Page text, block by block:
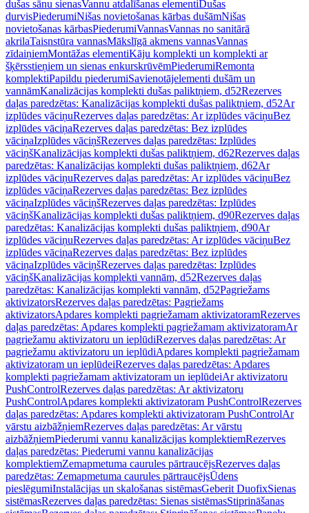
dušas sānu sienasVannu atdalīšanas elementiDušas
durvisPiederumiNišas novietošanas kārbas dušāmNišas
novietošanas kārbasPiederumiVannasVannas no sanitārā
akrilaTaisnstūra vannasMākslīgā akmens vannasVannas
zīdaiņiemMontāžas elementiKāju komplekti un komplekti ar
šķērsstieņiem un sienas enkurskrūvēmPiederumiRemonta
komplektiPapildu piederumiSavienotājelementi dušām un
vannāmKanalizācijas komplekti dušas paliktņiem, d52Rezerves
daļas paredzētas: Kanalizācijas komplekti dušas paliktņiem, d52Ar
izplūdes vāciņuRezerves daļas paredzētas: Ar izplūdes vāciņuBez
izplūdes vāciņaRezerves daļas paredzētas: Bez izplūdes
vāciņaIzplūdes vāciņšRezerves daļas paredzētas: Izplūdes
vāciņšKanalizācijas komplekti dušas paliktņiem, d62Rezerves daļas
paredzētas: Kanalizācijas komplekti dušas paliktņiem, d62Ar
izplūdes vāciņuRezerves daļas paredzētas: Ar izplūdes vāciņuBez
izplūdes vāciņaRezerves daļas paredzētas: Bez izplūdes
vāciņaIzplūdes vāciņšRezerves daļas paredzētas: Izplūdes
vāciņšKanalizācijas komplekti dušas paliktņiem, d90Rezerves daļas
paredzētas: Kanalizācijas komplekti dušas paliktņiem, d90Ar
izplūdes vāciņuRezerves daļas paredzētas: Ar izplūdes vāciņuBez
izplūdes vāciņaRezerves daļas paredzētas: Bez izplūdes
vāciņaIzplūdes vāciņšRezerves daļas paredzētas: Izplūdes
vāciņšKanalizācijas komplekti vannām, d52Rezerves daļas
paredzētas: Kanalizācijas komplekti vannām, d52Pagriežams
aktivizatorsRezerves daļas paredzētas: Pagriežams
aktivizatorsApdares komplekti pagriežamam aktivizatoramRezerves
daļas paredzētas: Apdares komplekti pagriežamam aktivizatoramAr
pagriežamu aktivizatoru un ieplūdiRezerves daļas paredzētas: Ar
pagriežamu aktivizatoru un ieplūdiApdares komplekti pagriežamam
aktivizatoram un ieplūdeiRezerves daļas paredzētas: Apdares
komplekti pagriežamam aktivizatoram un ieplūdeiAr aktivizatoru
PushControlRezerves daļas paredzētas: Ar aktivizatoru
PushControlApdares komplekti aktivizatoram PushControlRezerves
daļas paredzētas: Apdares komplekti aktivizatoram PushControlAr
vārstu aizbāžņiemRezerves daļas paredzētas: Ar vārstu
aizbāžņiemPiederumi vannu kanalizācijas komplektiemRezerves
daļas paredzētas: Piederumi vannu kanalizācijas
komplektiemZemapmetuma caurules pārtraucējsRezerves daļas
paredzētas: Zemapmetuma caurules pārtraucējsŪdens
pieslēgumiInstalācijas un skalošanas sistēmasGeberit DuofixSienas
sistēmasRezerves daļas paredzētas: Sienas sistēmasStiprināšanas